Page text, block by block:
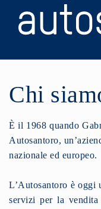
Chi
È il 1968 quando
Autosantoro,
nazionale ed europeo.
L’Autosantoro è oggi
servizi per la vendita